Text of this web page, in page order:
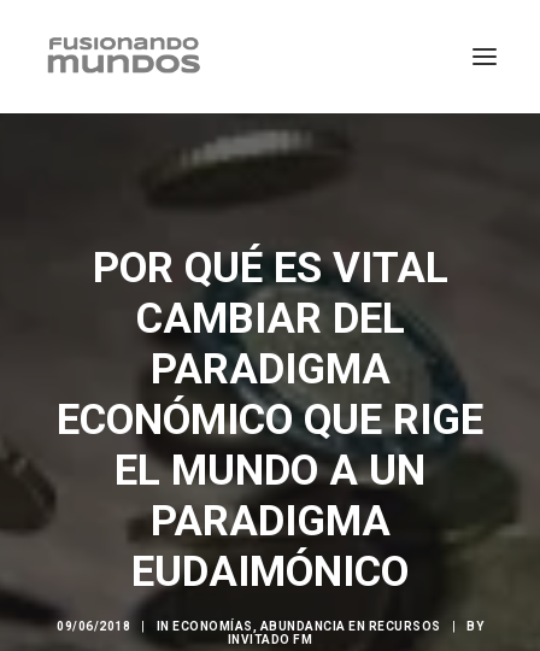
SEARCH
CART
POR QUÉ ES VITAL
CAMBIAR DEL
PARADIGMA
ECONÓMICO QUE RIGE
EL MUNDO A UN
PARADIGMA
EUDAIMÓNICO
09/06/2018 IN ECONOMÍAS ABUNDANCIA EN RECURSOS
BY
INVITADO FM